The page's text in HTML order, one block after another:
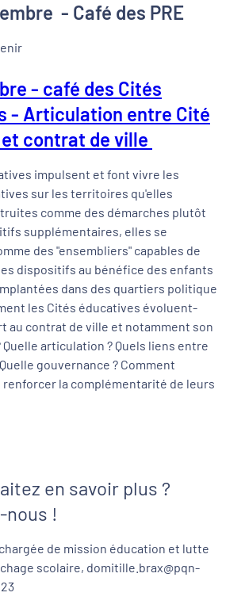
- Café des PRE
- café des Cités
- Articulation entre Cité
contrat de ville
impulsent et font vivre les
sur les territoires qu'elles
comme des démarches plutôt
supplémentaires, elles se
des "ensembliers" capables de
dispositifs au bénéfice des enfants
dans des quartiers politique
les Cités éducatives évoluent-
au contrat de ville et notamment son
articulation ? Quels liens entre
gouvernance ? Comment
la complémentarité de leurs
en savoir plus ?
nous !
de mission éducation et lutte
scolaire, domitille.brax@pqn-